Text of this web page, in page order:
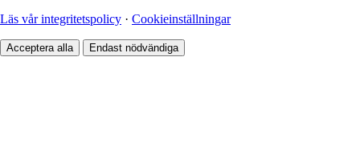
Läs vår integritetspolicy · Cookieinställningar
Acceptera alla Endast nödvändiga